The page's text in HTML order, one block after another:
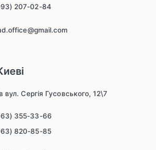
207-02-84
вул. Сергія Гусовського, 12\7
355-33-66
820-85-85